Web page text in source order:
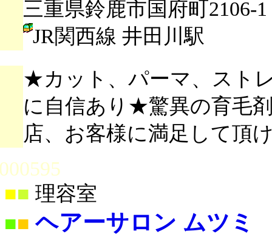
三重県鈴鹿市国府町2106-1
JR関西線 井田川駅
★カット、パーマ、スト
に自信あり★驚異の育毛
店、お客様に満足して頂
■ 理容室
■■ ヘアーサロン ムツミ